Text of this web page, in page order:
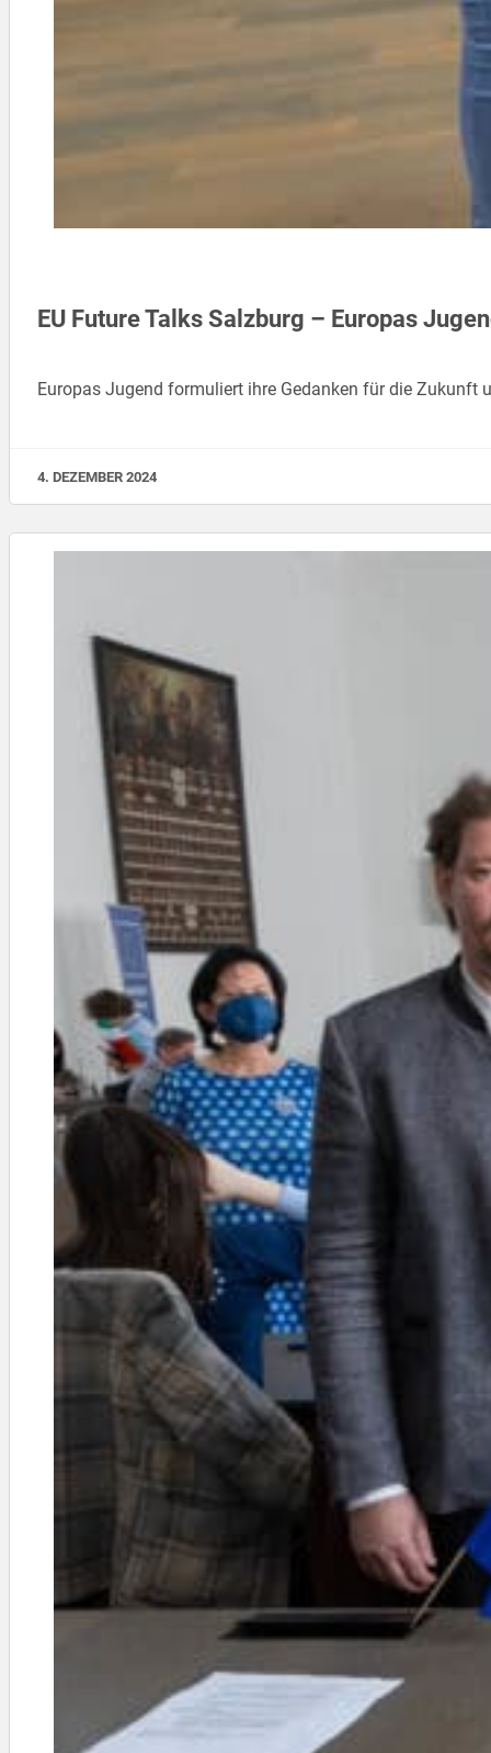
EU Future Talks Salzburg – Europas
Europas Jugend formuliert ihre Gedanken für die
4. DEZEMBER 2024